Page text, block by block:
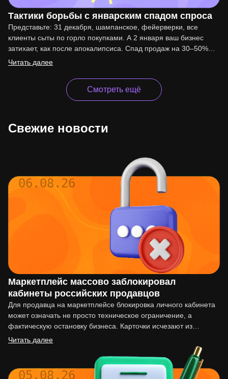
Тактики борьбы с январским спадом спроса
Представьте: 31 декабря, шампанское, фейерверки, все
клиенты сыты по горло покупками. А 2 января ваш бизнес
затихает, как после апокалипсиса. Спад продаж на 30–50%…
Читать далее
Смотреть ещё
Свежие новости
06.08.26
Маркетплейс массово заблокировал
кабинеты российских продавцов
Для продавца на маркетплейсе блокировка личного кабинета
может означать не просто техническое ограничение, а
фактическую остановку бизнеса. Карточки исчезают из
выдачи, реклама перестаёт работать,…
Читать далее
05.08.26